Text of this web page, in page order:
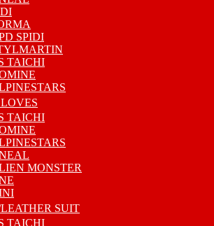
SPIDI
TAICHI
TAICHI
MONSTER
SUIT
TAICHI
SPIDI
TAICHI
TAICHI
MONSTER
SUIT
TAICHI